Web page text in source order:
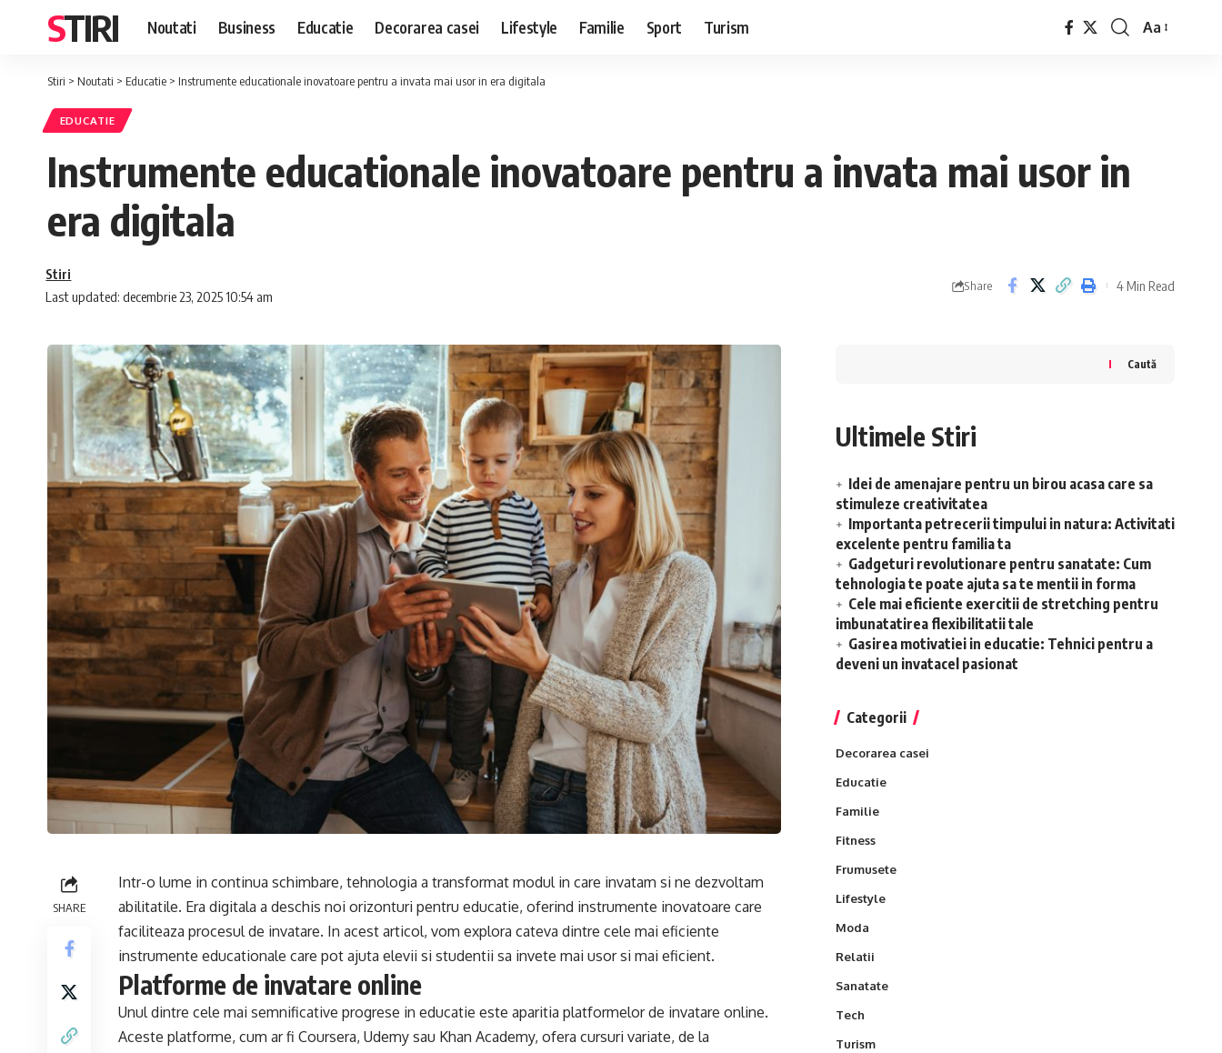
STIRI Noutati Business Educatie Decorarea casei Lifestyle Familie Sport Turism
Font
Aa
Stiri > Noutati > Educatie > Instrumente educationale inovatoare pentru a invata mai usor in era digitala
EDUCATIE
Instrumente educationale inovatoare pentru a invata mai usor in
era digitala
Last updated: decembrie 23, 2025 10:54 am
Stiri
Share 4 Min Read
SHARE
Intr-o lume in continua schimbare, tehnologia a transformat modul in care invatam si ne dezvoltam
abilitatile. Era digitala a deschis noi orizonturi pentru educatie, oferind instrumente inovatoare care
faciliteaza procesul de invatare. In acest articol, vom explora cateva dintre cele mai eficiente
instrumente educationale care pot ajuta elevii si studentii sa invete mai usor si mai eficient.
Platforme de invatare online
Unul dintre cele mai semnificative progrese in educatie este aparitia platformelor de invatare online.
Aceste platforme, cum ar fi Coursera, Udemy sau Khan Academy, ofera cursuri variate, de la
Caută
Ultimele Stiri
Idei de amenajare pentru un birou acasa care sa
stimuleze creativitatea
Importanta petrecerii timpului in natura: Activitati
excelente pentru familia ta
Gadgeturi revolutionare pentru sanatate: Cum
tehnologia te poate ajuta sa te mentii in forma
Cele mai eficiente exercitii de stretching pentru
imbunatatirea flexibilitatii tale
Gasirea motivatiei in educatie: Tehnici pentru a
deveni un invatacel pasionat
Categorii
Decorarea casei
Educatie
Familie
Fitness
Frumusete
Lifestyle
Moda
Relatii
Sanatate
Tech
Turism